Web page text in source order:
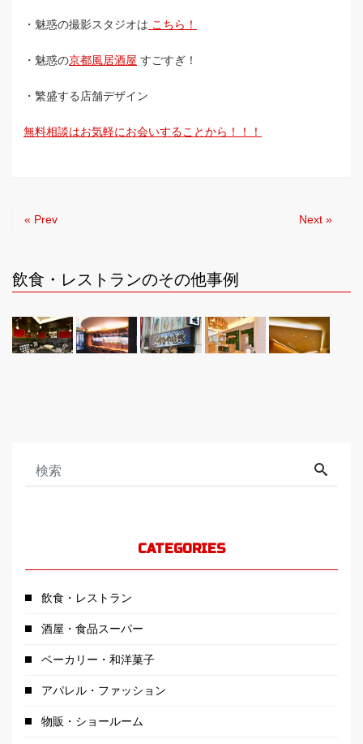
・魅惑の撮影スタジオは こちら！
・魅惑の京都風居酒屋 すごすぎ！
・繁盛する店舗デザイン
無料相談はお気軽にお会いすることから！！！
« Prev Next »
飲食・レストランのその他事例
CATEGORIES
飲食・レストラン
酒屋・食品スーパー
ベーカリー・和洋菓子
アパレル・ファッション
物販・ショールーム